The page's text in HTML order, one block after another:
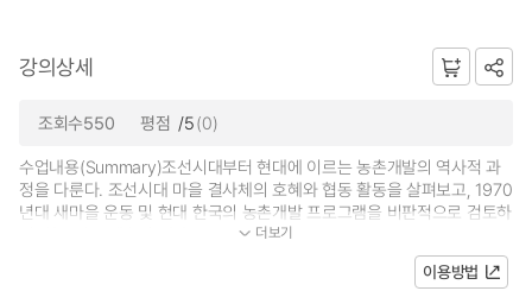
강의상세
조회수550 평점 /5(0)
수업내용(Summary)조선시대부터 현대에 이르는 농촌개발의 역사적 과
정을 다룬다. 조선시대 마을 결사체의 호혜와 협동 활동을 살펴보고, 1970
년대 새마을 운동 및 현대 한국의 농촌개발 프로그램을 비판적으로 검토하
며, 한국이 국제 농촌개발 프로그... 더보기
이용방법